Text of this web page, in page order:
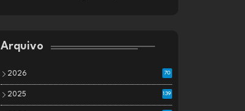
Arquivo
2026 70
2025 139